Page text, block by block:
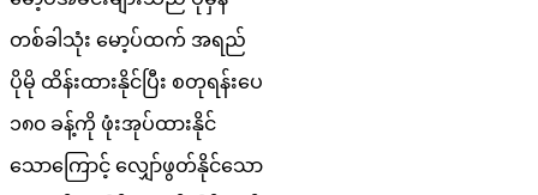
တစ်ခါသုံး မော့ပ်ထက် အရည်
ပိုမို ထိန်းထားနိုင်ပြီး စတုရန်းပေ
၁၈၀ ခန့်ကို ဖုံးအုပ်ထားနိုင်
သောကြောင့် လျှော်ဖွတ်နိုင်သော